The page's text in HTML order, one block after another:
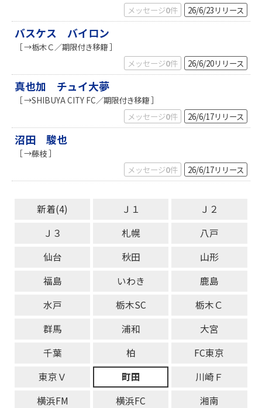
メッセージ0件 26/6/23 リリース
バスケス バイロン
［ →栃木Ｃ／期限付き移籍 ］
メッセージ0件 26/6/20リリース
真也加 チュイ大夢
［ →SHIBUYA CITY FC／期限付き移籍 ］
メッセージ0件 26/6/17リリース
沼田 駿也
［ →藤枝 ］
メッセージ0件 26/6/17リリース
新着(4) Ｊ１
Ｊ２
Ｊ３
札幌
八戸
仙台
秋田
山形
福島
いわき
鹿島
水戸
栃木SC
栃木Ｃ
群馬
浦和
大宮
千葉
柏
FC東京
東京Ｖ
町田
川崎Ｆ
横浜FM
横浜FC
湘南